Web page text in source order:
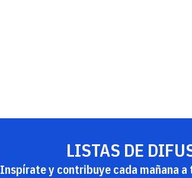
LISTAS DE
Inspírate y contribuye cada mañana